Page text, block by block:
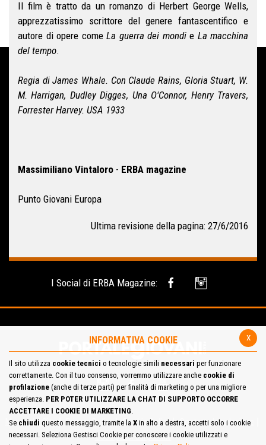
Il film è tratto da un romanzo di Herbert George Wells,
apprezzatissimo scrittore del genere fantascentifico e
autore di opere come La guerra dei mondie La macchina
del tempo.
Regia di James Whale. Con Claude Rains, Gloria Stuart, W.
M. Harrigan, Dudley Digges, Una O'Connor, Henry Travers,
Forrester Harvey. USA 1933
Massimiliano Vintaloro - ERBA magazine
Punto Giovani Europa
Ultima revisione della pagina: 27/6/2016
I Social di ERBA Magazine:
Mappa del Sito Privacy Policy Cookie Policy
Contatta la redazione
Cosa pensi del portale
x
INFORMATIVA COOKIE
Il sito utilizza cookie tecnici o tecnologie simili necessari per funzionare
correttamente. Con il tuo consenso, vorremmo utilizzare anche cookie di
profilazione (anche di terze parti) per finalità di marketing o per una migliore
esperienza. PER POTER UTILIZZARE LA CHAT DI SUPPORTO OCCORRE
ACCETTARE I COOKIE DI MARKETING.
Se chiudi questo messaggio, tramite la X in alto a destra, accetti solo i cookie
necessari. Seleziona Gestisci Cookie per conoscere i cookie utilizzati e